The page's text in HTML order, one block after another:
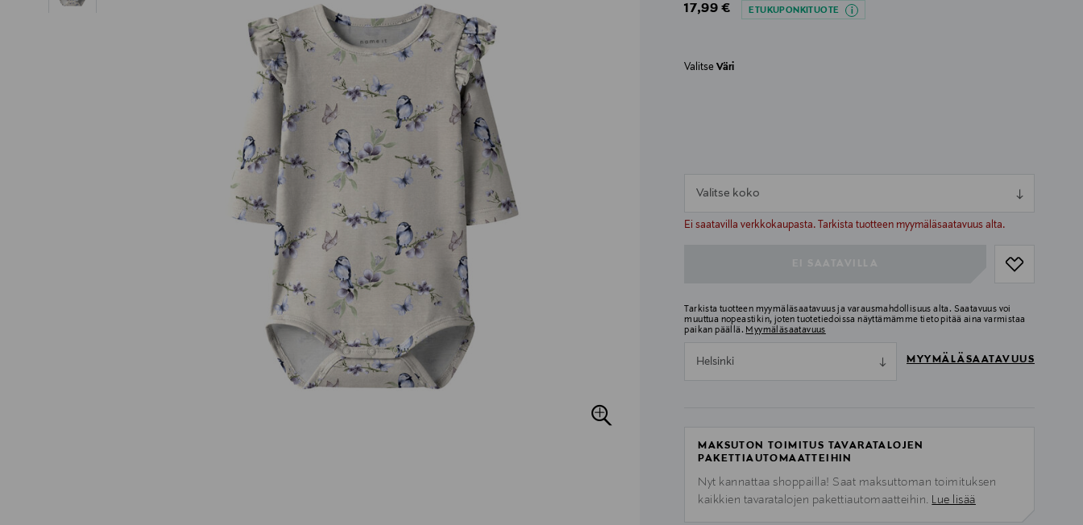
Original Price
17,99 € ETUKUPONKITUOTE
ValitseVäri
Valitse koko
Ei saatavilla verkkokaupasta. Tarkista tuotteen myymäläsaatavuus alta.
null
Tarkista tuotteen myymäläsaatavuus ja varausmahdollisuus alta. Saatavuus voi
muuttua nopeastikin, joten tuotetiedoissa näyttämämme tieto pitää aina varmistaa
paikan päällä. Myymäläsaatavuus
Helsinki MYYMÄLÄSAATAVUUS
MAKSUTON TOIMITUS TAVARATALOJEN
PAKETTIAUTOMAATTEIHIN
Nyt kannattaa shoppailla! Saat maksuttoman toimituksen
kaikkien tavaratalojen pakettiautomaatteihin. Lue lisää